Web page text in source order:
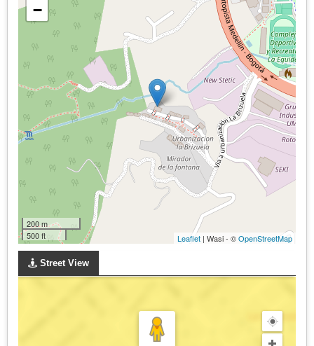
−
200 m
500 ft
Leaflet | Wasi - ©OpenStreetMap
Street View